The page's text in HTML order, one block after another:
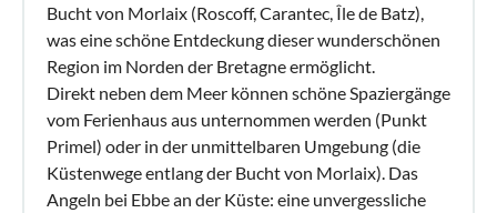
Bucht von Morlaix (Roscoff, Carantec, Île de Batz),
was eine schöne Entdeckung dieser wunderschönen
Region im Norden der Bretagne ermöglicht.
Direkt neben dem Meer können schöne Spaziergänge
vom Ferienhaus aus unternommen werden (Punkt
Primel) oder in der unmittelbaren Umgebung (die
Küstenwege entlang der Bucht von Morlaix). Das
Angeln bei Ebbe an der Küste: eine unvergessliche